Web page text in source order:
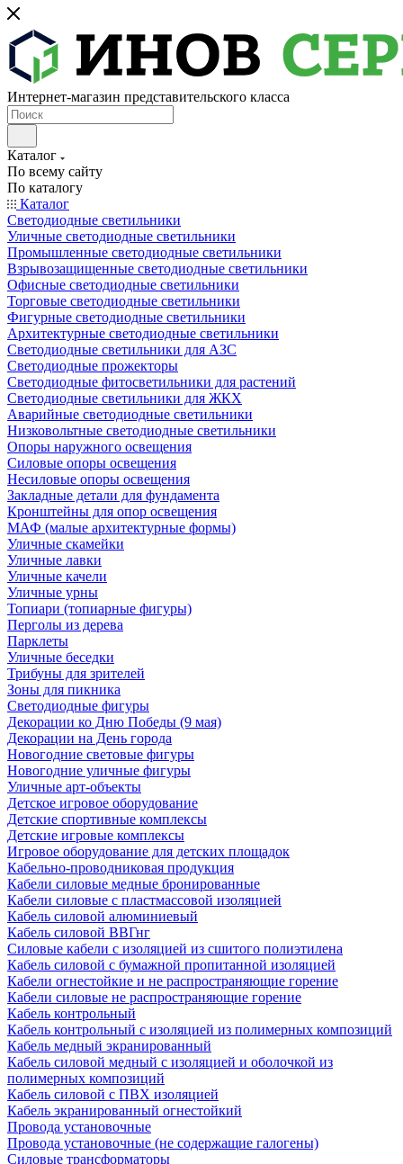
Интернет-магазин представительского класса
Каталог
По всему сайту
По каталогу
Каталог
Светодиодные светильники
Уличные светодиодные светильники
Промышленные светодиодные светильники
Взрывозащищенные светодиодные светильники
Офисные светодиодные светильники
Торговые светодиодные светильники
Фигурные светодиодные светильники
Архитектурные светодиодные светильники
Светодиодные светильники для АЗС
Светодиодные прожекторы
Светодиодные фитосветильники для растений
Светодиодные светильники для ЖКХ
Аварийные светодиодные светильники
Низковольтные светодиодные светильники
Опоры наружного освещения
Силовые опоры освещения
Несиловые опоры освещения
Закладные детали для фундамента
Кронштейны для опор освещения
МАФ (малые архитектурные формы)
Уличные скамейки
Уличные лавки
Уличные качели
Уличные урны
Топиари (топиарные фигуры)
Перголы из дерева
Парклеты
Уличные беседки
Трибуны для зрителей
Зоны для пикника
Светодиодные фигуры
Декорации ко Дню Победы (9 мая)
Декорации на День города
Новогодние световые фигуры
Новогодние уличные фигуры
Уличные арт-объекты
Детское игровое оборудование
Детские спортивные комплексы
Детские игровые комплексы
Игровое оборудование для детских площадок
Кабельно-проводниковая продукция
Кабели силовые медные бронированные
Кабели силовые с пластмассовой изоляцией
Кабель силовой алюминиевый
Кабель силовой ВВГнг
Силовые кабели с изоляцией из сшитого полиэтилена
Кабель силовой с бумажной пропитанной изоляцией
Кабели огнестойкие и не распространяющие горение
Кабели силовые не распространяющие горение
Кабель контрольный
Кабель контрольный с изоляцией из полимерных композиций
Кабель медный экранированный
Кабель силовой медный с изоляцией и оболочкой из
полимерных композиций
Кабель силовой с ПВХ изоляцией
Кабель экранированный огнестойкий
Провода установочные
Провода установочные (не содержащие галогены)
Силовые трансформаторы